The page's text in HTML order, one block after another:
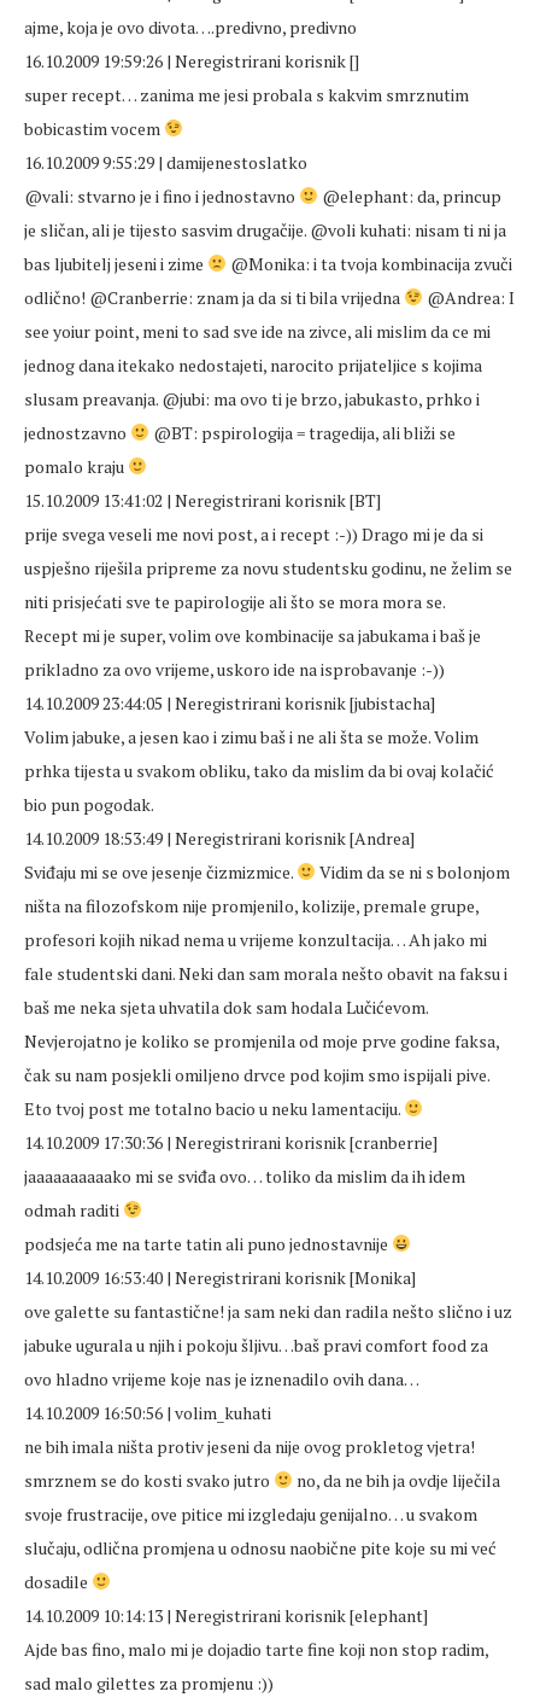
ajme, koja je ovo divota….predivno, predivno
16.10.2009 19:59:26 | Neregistrirani korisnik []
super recept… zanima me jesi probala s kakvim smrznutim
bobicastim vocem
16.10.2009 9:55:29 | damijenestoslatko
@vali: stvarno je i fino i jednostavno
@elephant: da, princup
je sličan, ali je tijesto sasvim drugačije. @voli kuhati: nisam ti ni ja
bas ljubitelj jeseni i zime
@Monika: i ta tvoja kombinacija zvuči
odlično! @Cranberrie: znam ja da si ti bila vrijedna
@Andrea: I
see yoiur point, meni to sad sve ide na zivce, ali mislim da ce mi
jednog dana itekako nedostajeti, narocito prijateljice s kojima
slusam preavanja. @jubi: ma ovo ti je brzo, jabukasto, prhko i
jednostzavno
@BT: pspirologija = tragedija, ali bliži se
pomalo kraju
15.10.2009 13:41:02 | Neregistrirani korisnik [BT]
prije svega veseli me novi post, a i recept :-)) Drago mi je da si
uspješno riješila pripreme za novu studentsku godinu, ne želim se
niti prisjećati sve te papirologije ali što se mora mora se.
Recept mi je super, volim ove kombinacije sa jabukama i baš je
prikladno za ovo vrijeme, uskoro ide na isprobavanje :-))
14.10.2009 23:44:05 | Neregistrirani korisnik [jubistacha]
Volim jabuke, a jesen kao i zimu baš i ne ali šta se može. Volim
prhka tijesta u svakom obliku, tako da mislim da bi ovaj kolačić
bio pun pogodak.
14.10.2009 18:53:49 | Neregistrirani korisnik [Andrea]
Sviđaju mi se ove jesenje čizmizmice.
Vidim da se ni s bolonjom
ništa na filozofskom nije promjenilo, kolizije, premale grupe,
profesori kojih nikad nema u vrijeme konzultacija… Ah jako mi
fale studentski dani. Neki dan sam morala nešto obavit na faksu i
baš me neka sjeta uhvatila dok sam hodala Lučićevom.
Nevjerojatno je koliko se promjenila od moje prve godine faksa,
čak su nam posjekli omiljeno drvce pod kojim smo ispijali pive.
Eto tvoj post me totalno bacio u neku lamentaciju.
14.10.2009 17:30:36 | Neregistrirani korisnik [cranberrie]
jaaaaaaaaaako mi se sviđa ovo… toliko da mislim da ih idem
odmah raditi
podsjeća me na tarte tatin ali puno jednostavnije
14.10.2009 16:53:40 | Neregistrirani korisnik [Monika]
ove galette su fantastične! ja sam neki dan radila nešto slično i uz
jabuke ugurala u njih i pokoju šljivu…baš pravi comfort food za
ovo hladno vrijeme koje nas je iznenadilo ovih dana…
14.10.2009 16:50:56 | volim_kuhati
ne bih imala ništa protiv jeseni da nije ovog prokletog vjetra!
smrznem se do kosti svako jutro
no, da ne bih ja ovdje liječila
svoje frustracije, ove pitice mi izgledaju genijalno… u svakom
slučaju, odlična promjena u odnosu naobične pite koje su mi već
dosadile
14.10.2009 10:14:13 | Neregistrirani korisnik [elephant]
Ajde bas fino, malo mi je dojadio tarte fine koji non stop radim,
sad malo gilettes za promjenu :))